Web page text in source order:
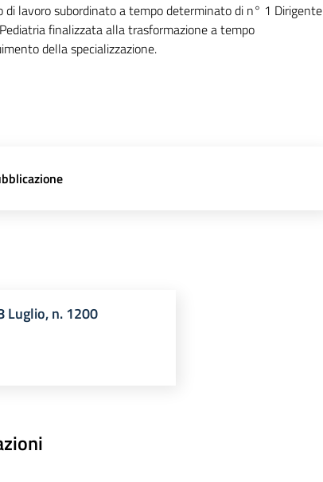
lavoro subordinato a tempo determinato di n° 1 Dirigente
finalizzata alla trasformazione a tempo
della specializzazione.
Luglio, n. 1200